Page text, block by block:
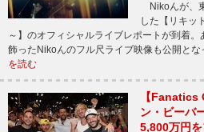
Nikoんが、
した【リキッ
～】のオフィシャルライブレポートが到着
飾ったNikoんのフル尺ライブ映像も公開と
を読む
【Fanatics
ン・ビーバ
5,800万円